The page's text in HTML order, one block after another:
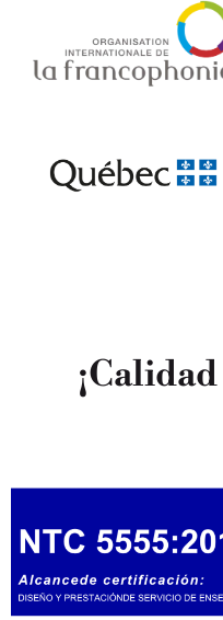
¡Calidad